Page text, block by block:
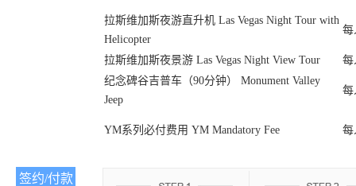
拉斯维加斯夜游直升机 Las Vegas Night Tour with
Helicopter
每
拉斯维加斯夜景游 Las Vegas Night View Tour
每
纪念碑谷吉普车（90分钟） Monument Valley
Jeep
每
YM系列必付费用 YM Mandatory Fee 每
签约/付款